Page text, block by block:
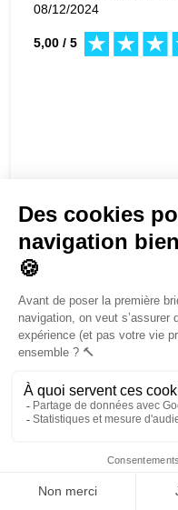
08/12/2024
5,00 / 5
Magali REBOUL.
4,80 / 5
tres détaillé et complet.